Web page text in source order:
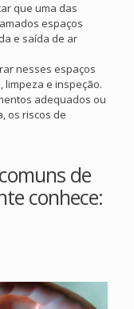
que uma das
espaços
e saída de ar
nesses espaços
limpeza e inspeção.
adequados ou
os riscos de
de
conhece: